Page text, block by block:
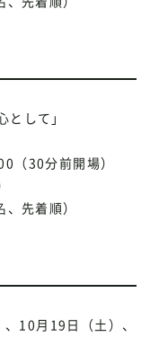
として」
（30分前開場）
先着順）
10月19日（土）、